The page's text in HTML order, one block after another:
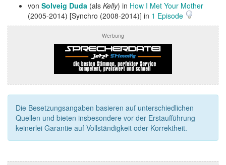
von Solveig Duda (als Kelly) in How I Met Your Mother
(2005-2014) [Synchro (2008-2014)] in 1 Episode
Werbung
Die Besetzungsangaben basieren auf unterschiedlichen
Quellen und bieten insbesondere vor der Erstaufführung
keinerlei Garantie auf Vollständigkeit oder Korrektheit.